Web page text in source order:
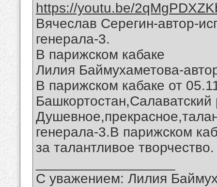
https://youtu.be/
Вячеслав Серегин-автор-
генерала-3.
В парижском кабаке
Лилия Баймухаметова-
В парижском кабаке от
генерала-3.В парижском
за талантливое
С уважением: Лилия